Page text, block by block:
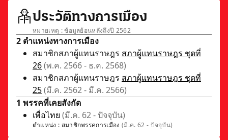
ประวัติทางการเมือง
หมายเหตุ : ข้อมูลย้อนหลังถึงปี 2562
2 ตำแหน่งทางการเมือง
สมาชิกสภาผู้แทนราษฎร สภาผู้แทนราษฎร ชุดที่
26(พ.ค. 2566 - ธ.ค. 2568)
สมาชิกสภาผู้แทนราษฎร สภาผู้แทนราษฎร ชุดที่
25(มี.ค. 2562 - มี.ค. 2566)
1 พรรคที่เคยสังกัด
เพื่อไทย (มี.ค. 62 - ปัจจุบัน)
ตำแหน่ง : สมาชิกพรรคการเมือง(มี.ค. 62 - ปัจจุบัน)